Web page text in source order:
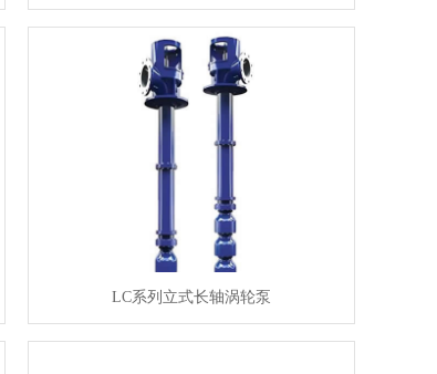
LC系列立式长轴涡轮泵